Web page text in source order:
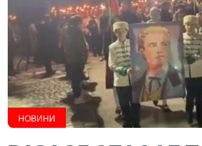
НОВИНИ